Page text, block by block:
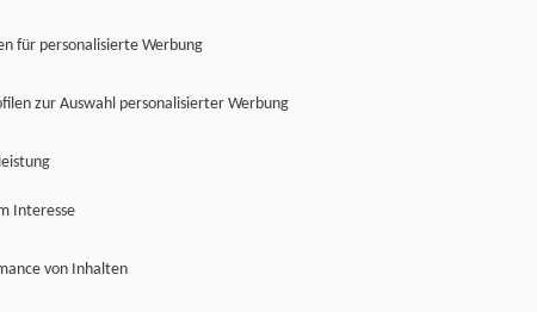
für personalisierte Werbung
zur Auswahl personalisierter Werbung
Interesse
von Inhalten